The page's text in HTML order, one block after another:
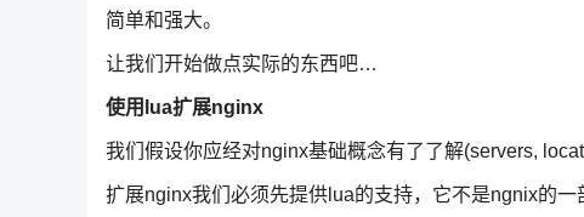
简单和强大。
让我们开始做点实际的东西吧…
使用lua扩展nginx
我们假设你应经对nginx基础概念有了了解(servers,
扩展nginx我们必须先提供lua的支持，它不是ngnix的